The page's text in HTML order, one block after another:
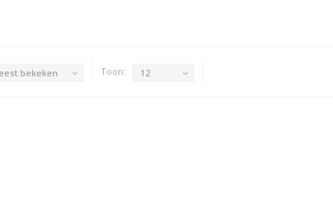
bekeken Toon: 12